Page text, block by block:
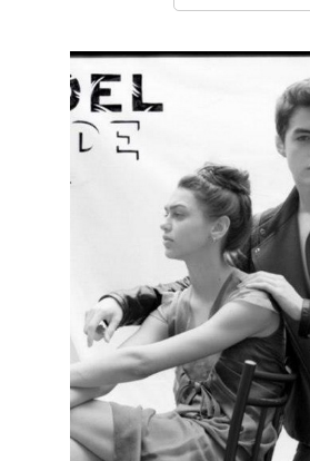
НОВОСТИ
КОНТАКТЫ